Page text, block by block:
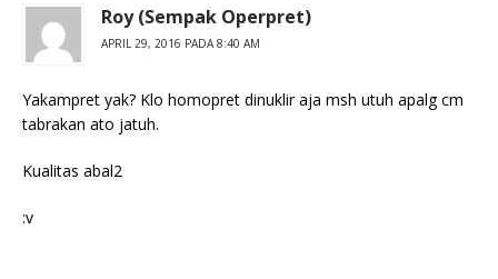
Roy (Sempak Operpret)
APRIL 29, 2016 PADA 8:40 AM
Yakampret yak? Klo homopret dinuklir aja msh utuh apalg cm
tabrakan ato jatuh.
Kualitas abal2
:v